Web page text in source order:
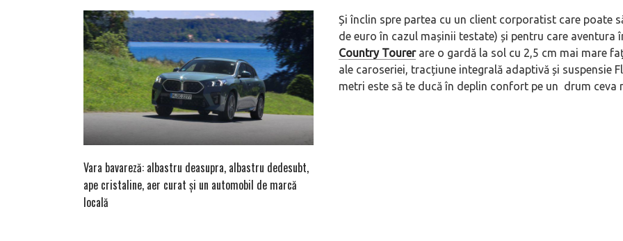
Și înclin spre partea cu un client corporatist care poate
de euro în cazul mașinii testate) și pentru care
Country Tourerare o gardă la sol cu 2,5 cm mai mare
ale caroseriei, tracțiune integrală adaptivă și suspensie
metri este să te ducă în deplin confort pe un drum
Vara bavareză: albastru deasupra, albastru dedesubt,
ape cristaline, aer curat și un automobil de marcă
locală